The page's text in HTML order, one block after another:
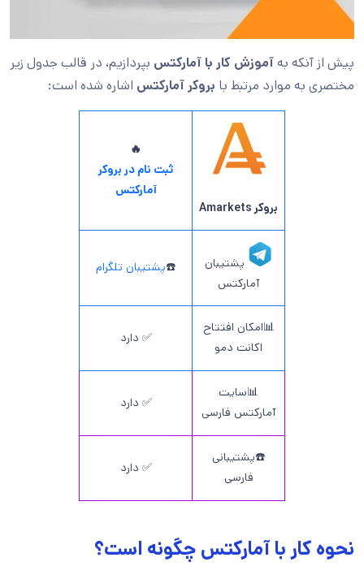
پیش از آنکه بهآموزش کار با آمارکتس بپردازیم، در قالب جدول زیر
مختصری به موارد مرتبط با بروکر آمارکتس اشاره شده است:
بروکر Amarkets
🔥
ثبت نام در بروکر
آمارکتس
پشتیبان
آمارکتس
☎️پشتیبان تلگرام
📊امکان افتتاح
اکانت دمو
✅ دارد
📊سایت
آمارکتس فارسی
✅ دارد
☎️پشتیبانی
فارسی
✅ دارد
نحوه کار با آمارکتس چگونه است؟